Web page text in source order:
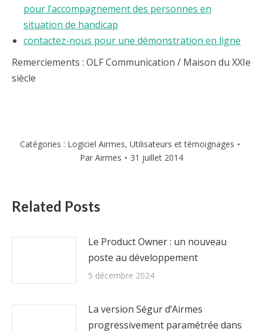
pour l’accompagnement des personnes en
situation de handicap
contactez-nous pour une démonstration en ligne
Remerciements : OLF Communication / Maison du XXIe
siècle
Catégories : Logiciel Airmes, Utilisateurs et témoignages
Par Airmes 31 juillet 2014
Related Posts
Le Product Owner : un nouveau
poste au développement
5 décembre 2024
La version Ségur d’Airmes
progressivement paramétrée dans